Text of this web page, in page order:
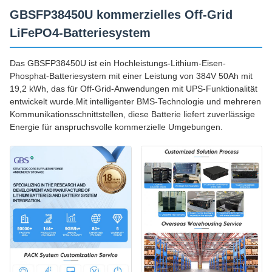
GBSFP38450U kommerzielles Off-Grid
LiFePO4-Batteriesystem
Das GBSFP38450U ist ein Hochleistungs-Lithium-Eisen-
Phosphat-Batteriesystem mit einer Leistung von 384V 50Ah mit
19,2 kWh, das für Off-Grid-Anwendungen mit UPS-Funktionalität
entwickelt wurde.Mit intelligenter BMS-Technologie und mehreren
Kommunikationsschnittstellen, diese Batterie liefert zuverlässige
Energie für anspruchsvolle kommerzielle Umgebungen.